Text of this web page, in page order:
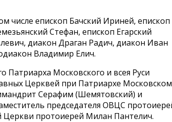
числе епископ Бачский Ириней, епископ
Стефан, епископ Егарский
диакон Драган Радич, диакон Иван
Владимир Елич.
Патриарха Московского и всея Руси
Церквей при Патриархе
Серафим (Шемятовский) и
председателя ОВЦС
протоиерей Милан Пантелич.